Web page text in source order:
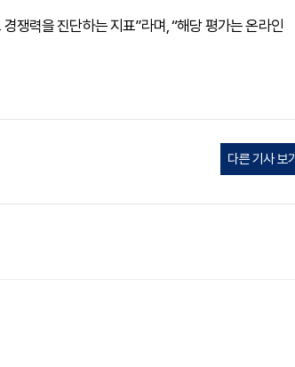
쟁력을 진단하는 지표”라며, “해당 평가는 온라인
다른 기사 보기